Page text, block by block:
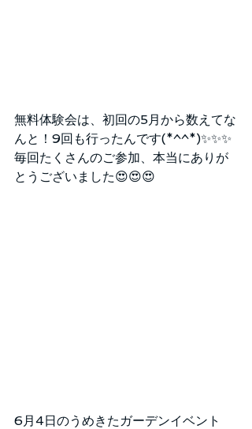
無料体験会は、初回の5月から数えてな
んと！9回も行ったんです(*^^*)✨✨✨
毎回たくさんのご参加、本当にありが
とうございました😍😍😍
6月4日のうめきたガーデンイベント